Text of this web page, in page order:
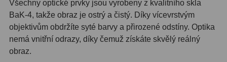
Planetárne7
Farebné66
Astro príslušenstvo
Všechny optické prvky jsou vyrobeny z kvalitního skla
BaK-4, takže obraz je ostrý a čistý. Díky vícevrstvým
objektivům obdržíte syté barvy a přirozené odstíny. Optika
nemá vnitřní odrazy, díky čemuž získáte skvělý reálný
obraz.